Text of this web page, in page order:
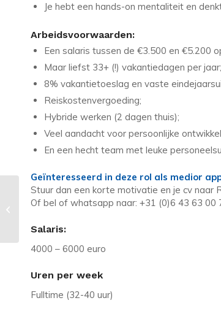
Je hebt een hands-on mentaliteit en
Arbeidsvoorwaarden:
Een salaris tussen de €3.500 en €5.200
Maar liefst 33+ (!) vakantiedagen per jaar;
8% vakantietoeslag en vaste
Reiskostenvergoeding;
Hybride werken (2 dagen thuis);
Veel aandacht voor persoonlijke
En een hecht team met leuke
Geïnteresseerd in deze rol als medior
Stuur dan een korte motivatie en je cv naar
Of bel of whatsapp naar: +31 (0)6 43 63 00
Salaris:
4000 – 6000 euro
Uren per week
Fulltime (32-40 uur)
Vacature in Zoetermeer: Business
Consultant Energietransitie | 6000 +